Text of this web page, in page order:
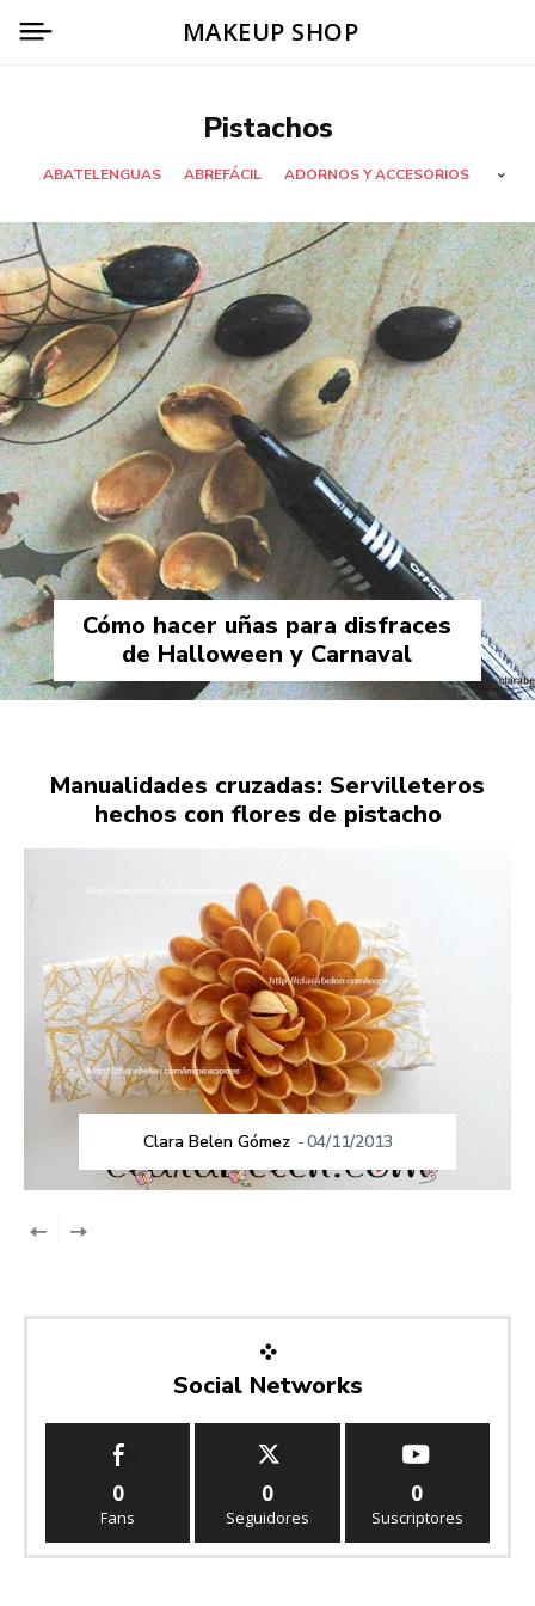
MAKEUP SHOP
Pistachos
ABATELENGUAS ABREFÁCIL ADORNOS Y ACCESORIOS
Cómo hacer uñas para disfraces
de Halloween y Carnaval
Manualidades cruzadas: Servilleteros
hechos con flores de pistacho
Clara Belen Gómez -04/11/2013
Social Networks
0
Fans
0
Seguidores
0
Suscriptores